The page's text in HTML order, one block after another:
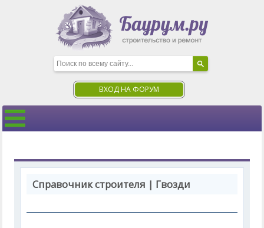
ВХОД НА ФОРУМ
Справочник строителя | Гвозди